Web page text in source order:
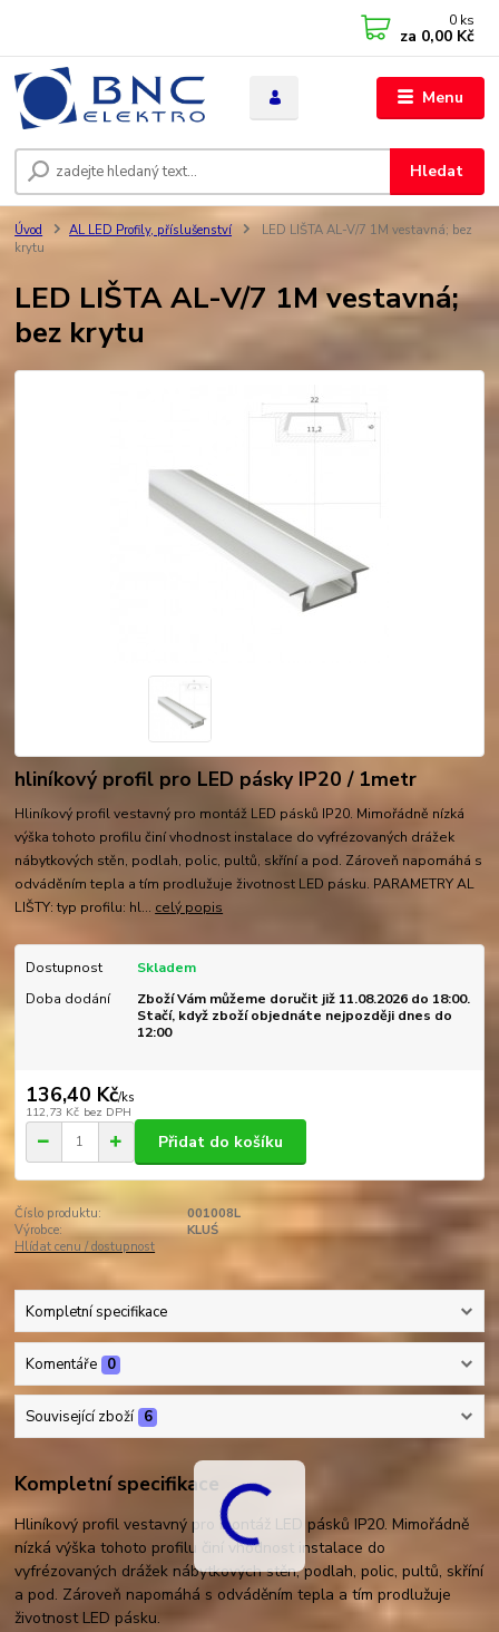
Menu
Hledat
0 ks
za 0,00 Kč
Úvod AL LED Profily, příslušenství
LED LIŠTA AL-V/7 1M vestavná; bez
krytu
LED LIŠTA AL-V/7 1M vestavná;
bez krytu
hliníkový profil pro LED pásky IP20 / 1metr
Hliníkový profil vestavný pro montáž LED pásků IP20. Mimořádně nízká
výška tohoto profilu činí vhodnost instalace do vyfrézovaných drážek
nábytkových stěn, podlah, polic, pultů, skříní a pod. Zároveň napomáhá s
odváděním tepla a tím prodlužuje životnost LED pásku. PARAMETRY AL
LIŠTY: typ profilu: hl... celý popis
Dostupnost
Skladem
Doba dodání
Zboží Vám můžeme doručit již 11.08.2026 do 18:00.
Stačí, když zboží objednáte nejpozději dnes do
12:00
136,40 Kč/ks
112,73 Kč bez DPH
Přidat do košíku
Číslo produktu:
001008L
Výrobce:
KLUŚ
Hlídat cenu / dostupnost
Kompletní specifikace
Komentáře 0
Související zboží 6
Kompletní specifikace
Hliníkový profil vestavný pro montáž LED pásků IP20. Mimořádně
nízká výška tohoto profilu činí vhodnost instalace do
vyfrézovaných drážek nábytkových stěn, podlah, polic, pultů, skříní
a pod. Zároveň napomáhá s odváděním tepla a tím prodlužuje
životnost LED pásku.